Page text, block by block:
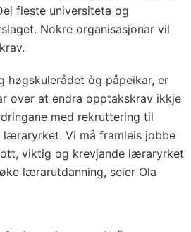
fleste universiteta og
Nokre organisasjonar vil
høgskulerådet òg påpeikar, er
over at endra opptakskrav ikkje
med rekruttering til
Vi må framleis jobbe
viktig og krevjande læraryrket
lærarutdanning, seier Ola